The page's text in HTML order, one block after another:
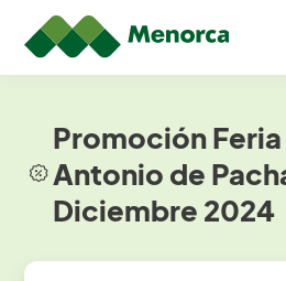
Promoción
Antonio de
Diciembre 2024